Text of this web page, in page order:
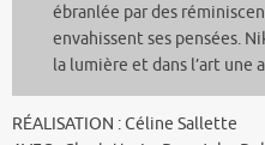
ébranlée par des
envahissent ses pensées.
la lumière et dans l’art une
RÉALISATION : Céline Sallette